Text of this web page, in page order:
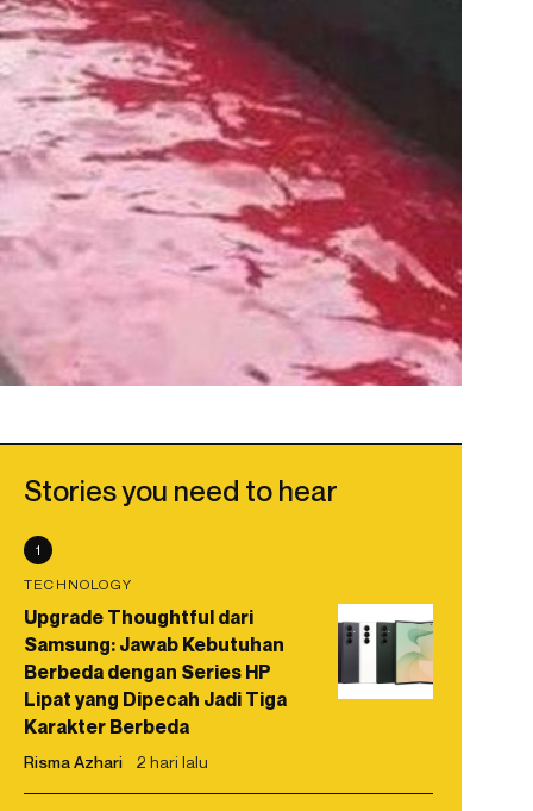
Stories you need to hear
1
TECHNOLOGY
Upgrade Thoughtful dari
Samsung: Jawab Kebutuhan
Berbeda dengan Series HP
Lipat yang Dipecah Jadi Tiga
Karakter Berbeda
Risma Azhari 2 hari lalu